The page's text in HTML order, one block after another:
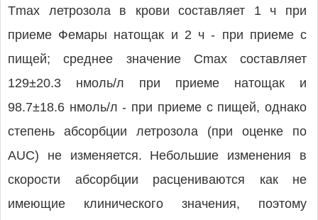
Tmax летрозола в крови составляет 1 ч при
приеме Фемары натощак и 2 ч - при приеме с
пищей; среднее значение Cmax составляет
129±20.3 нмоль/л при приеме натощак и
98.7±18.6 нмоль/л - при приеме с пищей, однако
степень абсорбции летрозола (при оценке по
AUC) не изменяется. Небольшие изменения в
скорости абсорбции расцениваются как не
имеющие клинического значения, поэтому